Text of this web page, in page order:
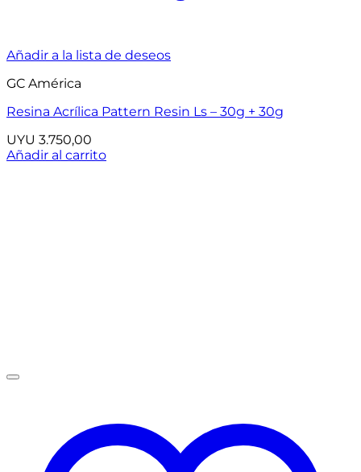
Añadir a la lista de deseos
GC América
Resina Acrílica Pattern Resin Ls – 30g + 30g
UYU 3.750,00
Añadir al carrito